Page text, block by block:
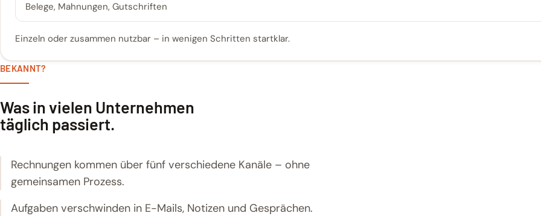
Belege, Mahnungen, Gutschriften
Einzeln oder zusammen nutzbar – in wenigen Schritten startklar.
BEKANNT?
Was in vielen Unternehmen
täglich passiert.
Rechnungen kommen über fünf verschiedene Kanäle – ohne
gemeinsamen Prozess.
Aufgaben verschwinden in E-Mails, Notizen und Gesprächen.